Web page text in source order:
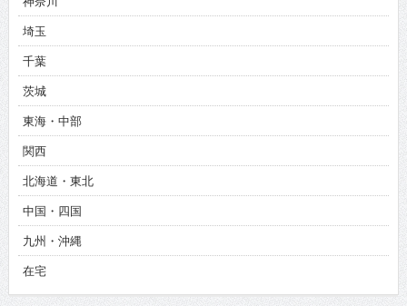
埼玉
千葉
茨城
東海・中部
関西
北海道・東北
中国・四国
九州・沖縄
在宅